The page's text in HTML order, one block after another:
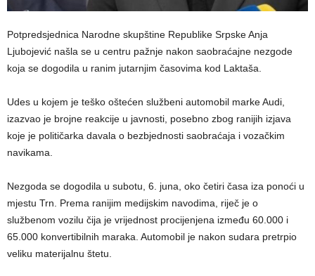
Potpredsjednica Narodne skupštine Republike Srpske Anja
Ljubojević našla se u centru pažnje nakon saobraćajne nezgode
koja se dogodila u ranim jutarnjim časovima kod Laktaša.
Udes u kojem je teško oštećen službeni automobil marke Audi,
izazvao je brojne reakcije u javnosti, posebno zbog ranijih izjava
koje je političarka davala o bezbjednosti saobraćaja i vozačkim
navikama.
Nezgoda se dogodila u subotu, 6. juna, oko četiri časa iza ponoći u
mjestu Trn. Prema ranijim medijskim navodima, riječ je o
službenom vozilu čija je vrijednost procijenjena između 60.000 i
65.000 konvertibilnih maraka. Automobil je nakon sudara pretrpio
veliku materijalnu štetu.